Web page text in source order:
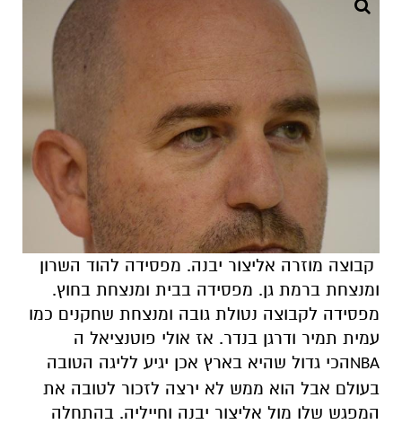
קבוצה מוזרה אליצור יבנה. מפסידה להוד השרון
ומנצחת ברמת גן. מפסידה בבית ומנצחת בחוץ.
מפסידה לקבוצה נטולת גובה ומנצחת שחקנים כמו
עמית תמיר ודרגן בנדר. אז אולי פוטנציאל ה
NBA הכי גדול שהיא בארץ אכן יגיע לליגה הטובה
בעולם אבל הוא ממש לא ירצה לזכור לטובה את
המפגש שלו מול אליצור יבנה וחייליה. בהתחלה